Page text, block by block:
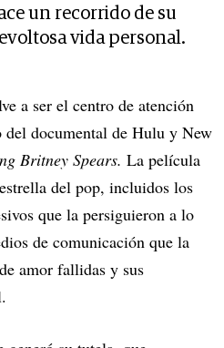
un recorrido de su
vida personal.
a ser el centro de atención
del documental de Hulu y New
Britney Spears. La película
del pop, incluidos los
que la persiguieron a lo
de comunicación que la
amor fallidas y sus